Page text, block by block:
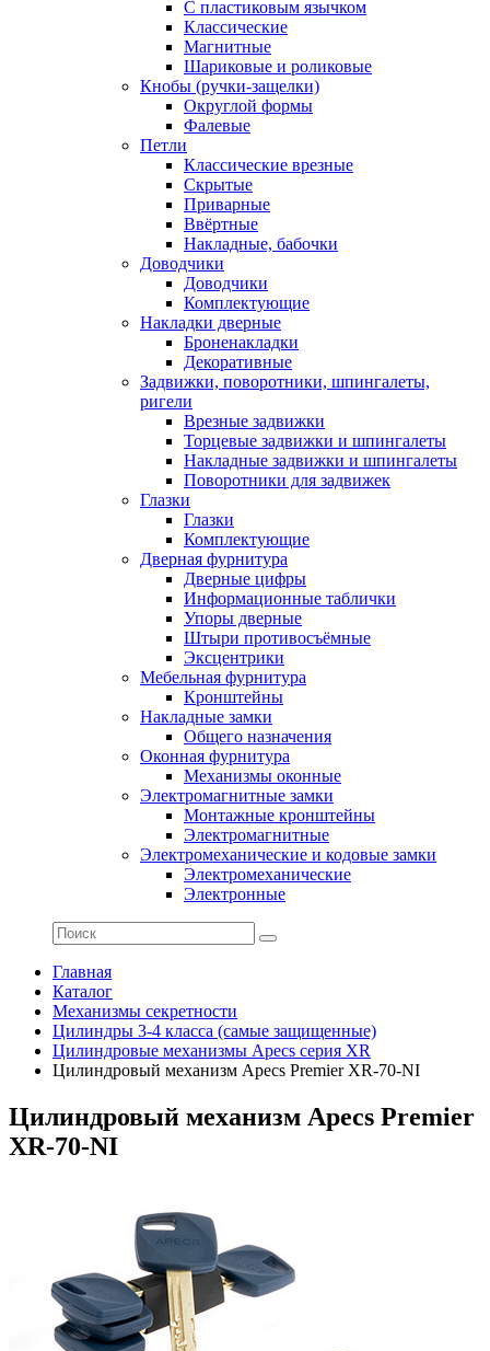
С пластиковым язычком
Классические
Магнитные
Шариковые и роликовые
Кнобы (ручки-защелки)
Округлой формы
Фалевые
Петли
Классические врезные
Скрытые
Приварные
Ввёртные
Накладные, бабочки
Доводчики
Доводчики
Комплектующие
Накладки дверные
Броненакладки
Декоративные
Задвижки, поворотники, шпингалеты,
ригели
Врезные задвижки
Торцевые задвижки и шпингалеты
Накладные задвижки и шпингалеты
Поворотники для задвижек
Глазки
Глазки
Комплектующие
Дверная фурнитура
Дверные цифры
Информационные таблички
Упоры дверные
Штыри противосъёмные
Эксцентрики
Мебельная фурнитура
Кронштейны
Накладные замки
Общего назначения
Оконная фурнитура
Механизмы оконные
Электромагнитные замки
Монтажные кронштейны
Электромагнитные
Электромеханические и кодовые замки
Электромеханические
Электронные
Главная
Каталог
Механизмы секретности
Цилиндры 3-4 класса (самые защищенные)
Цилиндровые механизмы Apecs серия XR
Цилиндровый механизм Apecs Premier XR-70-NI
Цилиндровый механизм Apecs Premier
XR-70-NI